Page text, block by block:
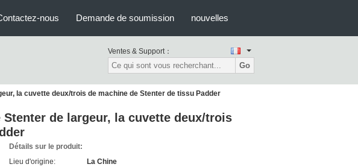
nous Demande de soumission nouvelles
Ventes & Support：
Go
la cuvette deux/trois de machine de Stenter de tissu Padder
de largeur, la cuvette deux/trois
Détails sur le produit:
Lieu d'origine:
La Chine